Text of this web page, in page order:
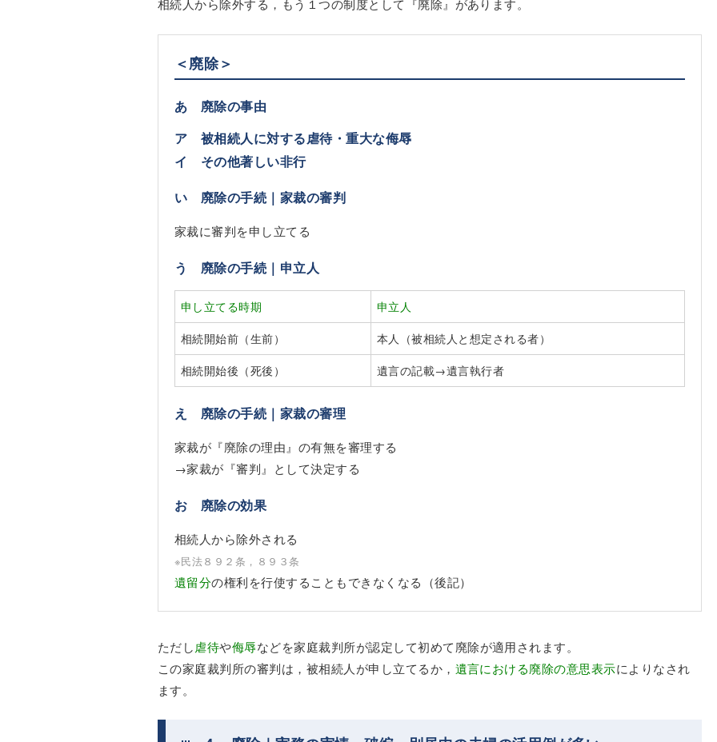
相続人から除外する，もう１つの制度として『廃除』があります。
＜廃除＞
あ 廃除の事由
ア 被相続人に対する虐待・重大な侮辱
イ その他著しい非行
い 廃除の手続｜家裁の審判
家裁に審判を申し立てる
う 廃除の手続｜申立人
申し立てる時期
申立人
相続開始前（生前）
本人（被相続人と想定される者）
相続開始後（死後）
遺言の記載→遺言執行者
え 廃除の手続｜家裁の審理
家裁が『廃除の理由』の有無を審理する
→家裁が『審判』として決定する
お 廃除の効果
相続人から除外される
※民法８９２条，８９３条
遺留分の権利を行使することもできなくなる（後記）
ただし虐待や侮辱などを家庭裁判所が認定して初めて廃除が適用されます。
この家庭裁判所の審判は，被相続人が申し立てるか， 遺言における廃除の意思表示によりなされ
ます。